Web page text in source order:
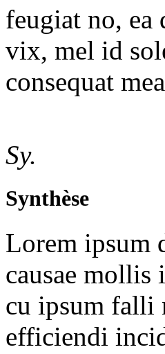
feugiat no, ea
vix, mel id
consequat
Sy.
Synthèse
Lorem ipsum
causae mollis
cu ipsum falli
efficiendi